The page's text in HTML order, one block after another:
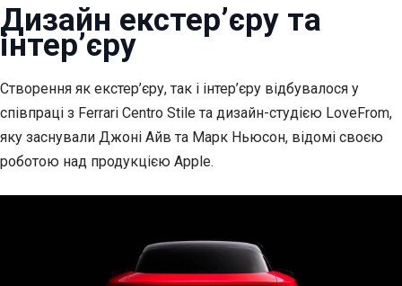
Дизайн екстер’єру та
інтер’єру
Створення як екстер’єру, так і інтер’єру відбувалося у
співпраці з Ferrari Centro Stile та дизайн-студією LoveFrom,
яку заснували Джоні Айв та Марк Ньюсон, відомі своєю
роботою над продукцією Apple.